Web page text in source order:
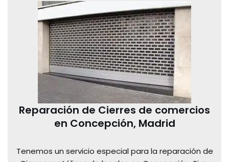
Reparación de Cierres de comercios
en Concepción, Madrid
Tenemos un servicio especial para la reparación de